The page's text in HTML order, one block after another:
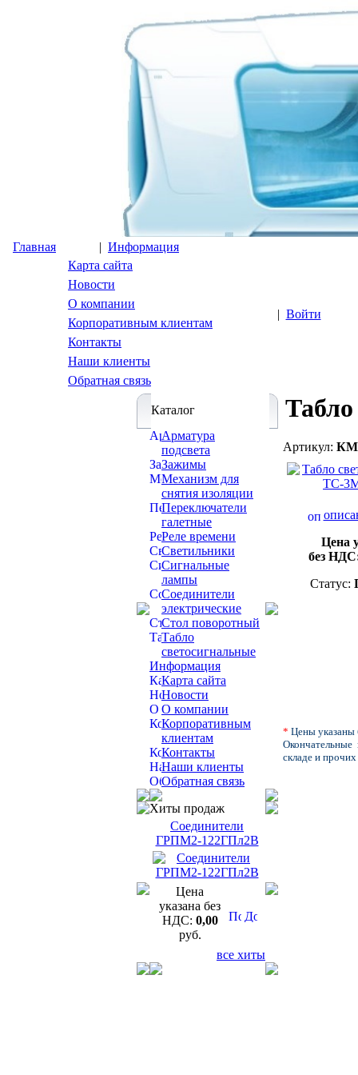
Главная | Информация
Карта сайта
Новости
О компании
Корпоративным клиентам
Контакты
Наши клиенты
Обратная связь
| Войти
Каталог
Арматура
подсвета
Зажимы
Механизм для
снятия изоляции
Переключатели
галетные
Реле времени
Светильники
Сигнальные
лампы
Соединители
электрические
Стол поворотный
Табло
светосигнальные
Информация
Карта сайта
Новости
О компании
Корпоративным
клиентам
Контакты
Наши клиенты
Обратная связь
Хиты продаж
Соединители
ГРПМ2-122ГПл2В
Цена
указана без
НДС: 0,00
руб.
все хиты
Артикул:
Цена
без
Статус:
* Цены
Окончательные
складе и